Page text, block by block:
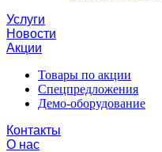
Услуги
Новости
Акции
Товары по акции
Спецпредложения
Демо-оборудование
Контакты
О нас